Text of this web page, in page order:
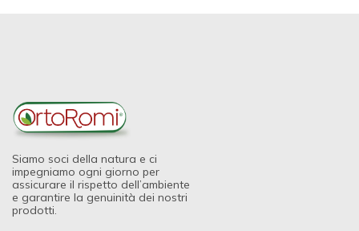
Siamo soci della natura e ci
impegniamo ogni giorno per
assicurare il rispetto dell’ambiente
e garantire la genuinità dei nostri
prodotti.